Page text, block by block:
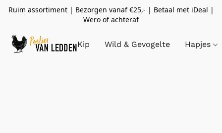
Ruim assortiment | Bezorgen vanaf €25,- | Betaal met iDeal |
Wero of achteraf
Kip Wild & Gevogelte Hapjes